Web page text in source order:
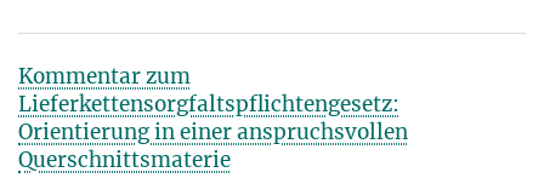
Kommentar zum
Lieferkettensorgfaltspflichtengesetz:
Orientierung in einer anspruchsvollen
Querschnittsmaterie